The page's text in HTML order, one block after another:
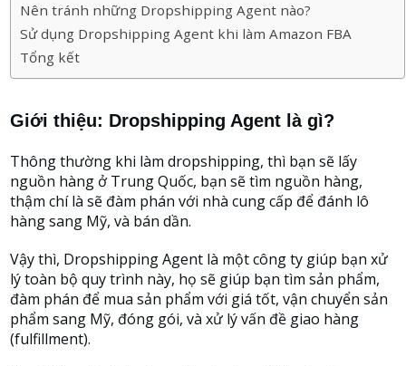
Nên tránh những Dropshipping Agent nào?
Sử dụng Dropshipping Agent khi làm Amazon FBA
Tổng kết
Giới thiệu: Dropshipping Agent là gì?
Thông thường khi làm dropshipping, thì bạn sẽ lấy
nguồn hàng ở Trung Quốc, bạn sẽ tìm nguồn hàng,
thậm chí là sẽ đàm phán với nhà cung cấp để đánh lô
hàng sang Mỹ, và bán dần.
Vậy thì, Dropshipping Agent là một công ty giúp bạn xử
lý toàn bộ quy trình này, họ sẽ giúp bạn tìm sản phẩm,
đàm phán để mua sản phẩm với giá tốt, vận chuyển sản
phẩm sang Mỹ, đóng gói, và xử lý vấn đề giao hàng
(fulfillment).